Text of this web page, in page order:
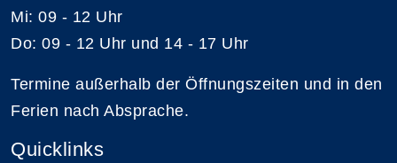
Mi: 09 - 12 Uhr
Do: 09 - 12 Uhr und 14 - 17 Uhr
Termine außerhalb der Öffnungszeiten und in den
Ferien nach Absprache.
Quicklinks